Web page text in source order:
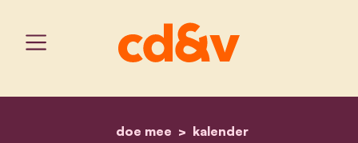
home
doe mee kalender
khalid benhaddou